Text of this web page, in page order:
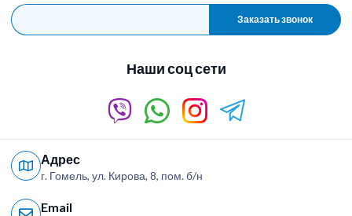
Заказать звонок
Наши соц сети
Адрес
г. Гомель, ул. Кирова, 8, пом. б/н
Email